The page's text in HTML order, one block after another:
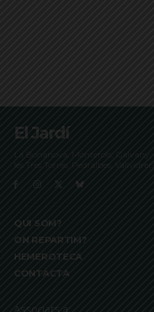
El Jardí
La Bonanova, Monterols, Galvany,
les Tres Torres, Pedralbes,
QUI SOM?
ON REPARTIM?
HEMEROTECA
CONTACTA
Associats a: